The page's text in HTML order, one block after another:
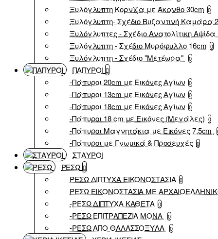
Ξυλόγλυπτη Κορνίζα με Άκανθο 30cm 0
Ξυλόγλυπτη- Σχέδιο Βυζαντινή Καμάρα
Ξυλόγλυπτες - Σχέδιο Ανατολίτικη Αψίδα
Ξυλόγλυπτη - Σχέδιο Μυρόφυλλο 16cm 0
Ξυλόγλυπτη - Σχέδιο "Μετέωρα" 0
ΠΑΠΥΡΟΙ
-Πάπυροι 20cm με Εικόνες Αγίων 0
-Πάπυροι 13cm με Εικόνες Αγίων 0
-Πάπυροι 18cm με Εικόνες Αγίων 0
-Πάπυροι 18 cm με Εικόνες (Μεγάλες) 0
-Πάπυροι Μαγνητάκια με Εικόνες 7,5cm
-Πάπυροι με Γνωμικά & Προσευχές 0
ΣΤΑΥΡΟΙ
ΡΕΣΩ
ΡΕΣΩ ΔΙΠΤΥΧΑ ΕΙΚΟΝΟΣΤΑΣΙΑ 0
ΡΕΣΩ ΕΙΚΟΝΟΣΤΑΣΙΑ ΜΕ
-ΡΕΣΩ ΔΙΠΤΥΧΑ ΚΑΘΕΤΑ 0
-ΡΕΣΩ ΕΠΙΤΡΑΠΕΖΙΑ ΜΟΝΑ 0
-ΡΕΣΩ ΑΠΟ ΘΑΛΑΣΣΟΞΥΛΑ 0